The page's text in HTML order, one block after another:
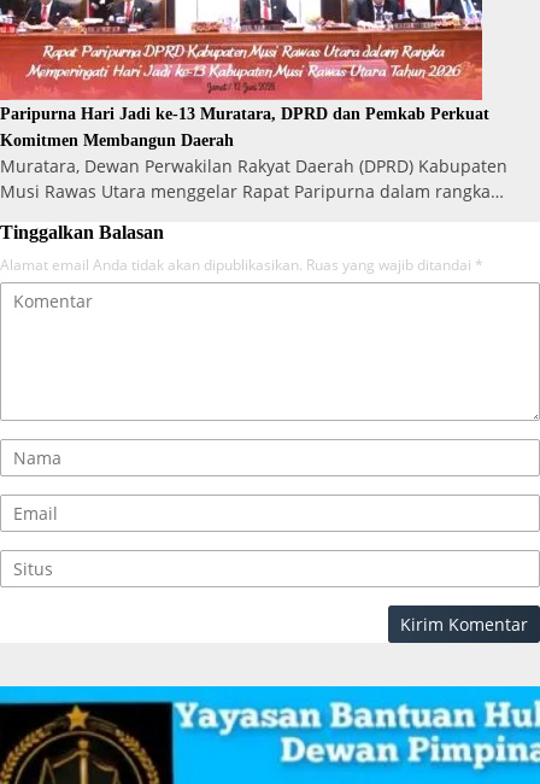
Paripurna Hari Jadi ke-13 Muratara, DPRD dan Pemkab Perkuat
Komitmen Membangun Daerah
Muratara, Dewan Perwakilan Rakyat Daerah (DPRD) Kabupaten
Musi Rawas Utara menggelar Rapat Paripurna dalam rangka…
Tinggalkan Balasan
Alamat email Anda tidak akan dipublikasikan. Ruas yang wajib ditandai *